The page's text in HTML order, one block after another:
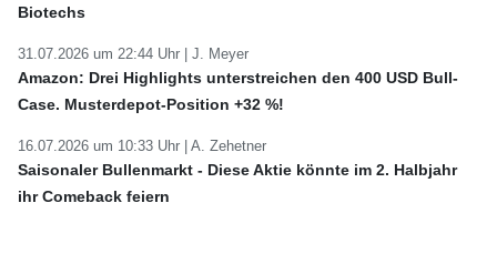
Biotechs
31.07.2026 um 22:44 Uhr | J. Meyer
Amazon: Drei Highlights unterstreichen den 400 USD Bull-
Case. Musterdepot-Position +32 %!
16.07.2026 um 10:33 Uhr | A. Zehetner
Saisonaler Bullenmarkt - Diese Aktie könnte im 2. Halbjahr
ihr Comeback feiern